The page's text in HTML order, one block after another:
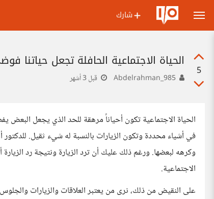
شارك
5
الحياة الاجتماعية الحافلة تجعل حياتنا
قبل 3 أشهر
الحياة الاجتماعية تكون أحياناً مرهقة للحد الذي يجعل
في أشياء محددة وتكون الزيارات بالنسبة له شيء ثقيل.
وكرهه لبعضها. ورغم ذلك عليك أن ترد الزيارة ونتيجة رد
الاجتماعية.
على النقيض من ذلك، نرى من يعتبر العلاقات والزيارات